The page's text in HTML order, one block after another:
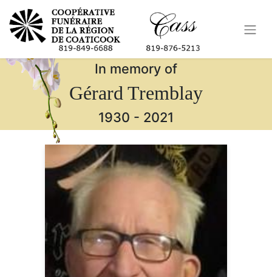
In memory of
Gérard Tremblay
1930 - 2021